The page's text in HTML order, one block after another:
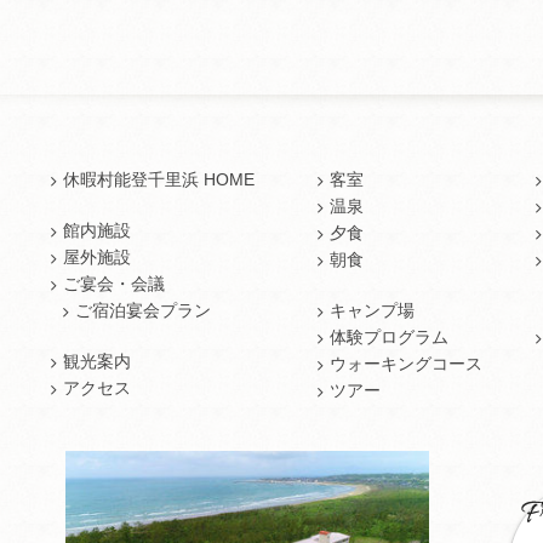
休暇村能登千里浜 HOME
館内施設
屋外施設
ご宴会・会議
ご宿泊宴会プラン
観光案内
アクセス
客室
温泉
夕食
朝食
キャンプ場
体験プログラム
ウォーキングコース
ツアー